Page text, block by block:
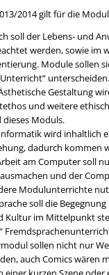
2014 gilt für die
soll der Lebens- und
werden, sowie im
Module sollen
unterscheiden.
Gestaltung
und weitere
dieses Moduls.
wird inhaltlich
dadurch kommen
am Computer soll
und der
Modulunterrichte
soll die
Kultur im Mittelpunkt
sollen nicht nur
auch Comics wären